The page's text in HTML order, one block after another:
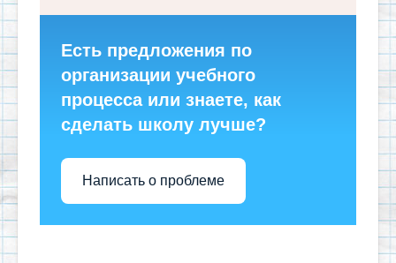
Есть предложения по
организации учебного
процесса или знаете, как
сделать школу лучше?
Написать о проблеме